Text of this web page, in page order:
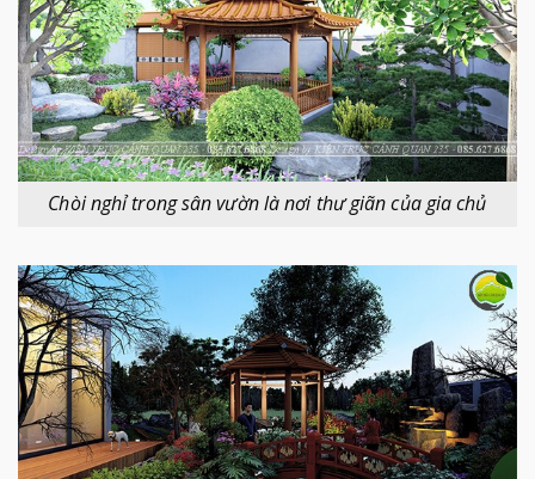
Chòi nghỉ trong sân vườn là nơi thư giãn của gia chủ